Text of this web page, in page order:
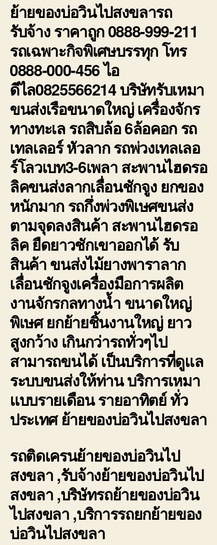
ย้ายของบ่อวินไปสงขลารถ
รับจ้าง ราคาถูก 0888-999-211
รถเฉพาะกิจพิเศษบรรทุก โทร
0888-000-456 ไอ
ดีไล0825566214 บริษัทรับเหมา
ขนส่งเรือขนาดใหญ่ เครื่องจักร
ทางทะเล รถสิบล้อ 6ล้อคอก รถ
เทลเลอร์ หัวลาก รถพ่วงเทลเลอ
ร์โลวเบท3-6เพลา สะพานไฮดรอ
ลิคขนส่งลากเลื่อนชักจูง ยกของ
หนักมาก รถกึ่งพ่วงพิเษศขนส่ง
ตามจุดลงสินค้า สะพานไฮดรอ
ลิค ยืดยาวชักเขาออกได้ รับ
สินค้า ขนส่งไม้ยางพาราลาก
เลื่อนชักจูงเครื่องมือการผลิต
งานจักรกลทางน้ำ ขนาดใหญ่
พิเษศ ยกย้ายชิ้นงานใหญ่ ยาว
สูงกว้าง เกินกว่ารถทั่วๆไป
สามารถขนได้ เป็นบริการที่ดูแล
ระบบขนส่งให้ท่าน บริการเหมา
แบบรายเดือน รายอาทิตย์ ทั่ว
ประเทศ ย้ายของบ่อวินไปสงขลา
รถติดเครนย้ายของบ่อวินไป
สงขลา ,รับจ้างย้ายของบ่อวินไป
สงขลา ,บริษัทรถย้ายของบ่อวิน
ไปสงขลา ,บริการรถยกย้ายของ
บ่อวินไปสงขลา